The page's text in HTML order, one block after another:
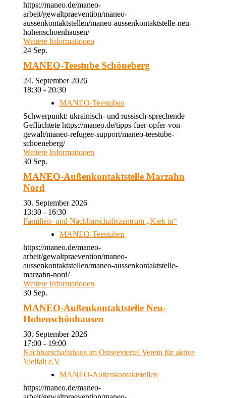
https://maneo.de/maneo-
arbeit/gewaltpraevention/maneo-
aussenkontaktstellen/maneo-aussenkontaktstelle-neu-
hohenschoenhausen/
Weitere Informationen
24 Sep.
MANEO-Teestube Schöneberg
24. September 2026
18:30 - 20:30
MANEO-Teestuben
Schwerpunkt: ukrainisch- und russisch-sprechende
Geflüchtete https://maneo.de/tipps-fuer-opfer-von-
gewalt/maneo-refugee-support/maneo-teestube-
schoeneberg/
Weitere Informationen
30 Sep.
MANEO-Außenkontaktstelle Marzahn
Nord
30. September 2026
13:30 - 16:30
Familien- und Nachbarschaftszentrum „Kiek in“
MANEO-Teestuben
https://maneo.de/maneo-
arbeit/gewaltpraevention/maneo-
aussenkontaktstellen/maneo-aussenkontaktstelle-
marzahn-nord/
Weitere Informationen
30 Sep.
MANEO-Außenkontaktstelle Neu-
Hohenschönhausen
30. September 2026
17:00 - 19:00
Nachbarschaftshaus im Ostseeviertel Verein für aktive
Vielfalt e.V
MANEO-Außenkontaktstellen
https://maneo.de/maneo-